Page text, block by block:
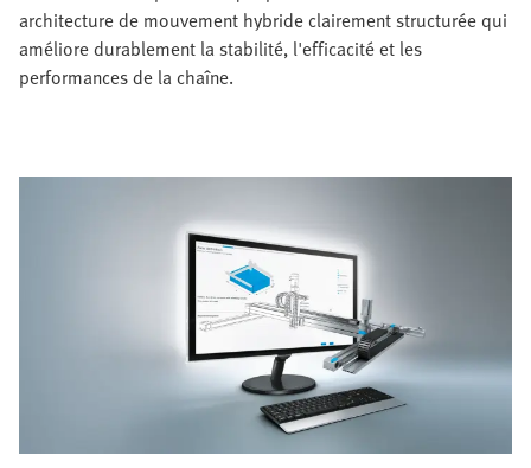
architecture de mouvement hybride clairement structurée qui
améliore durablement la stabilité, l'efficacité et les
performances de la chaîne.